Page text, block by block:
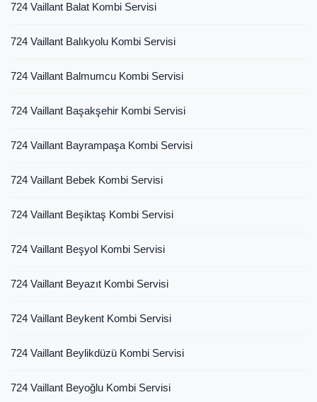
724 Vaillant Balat Kombi Servisi
724 Vaillant Balıkyolu Kombi Servisi
724 Vaillant Balmumcu Kombi Servisi
724 Vaillant Başakşehir Kombi Servisi
724 Vaillant Bayrampaşa Kombi Servisi
724 Vaillant Bebek Kombi Servisi
724 Vaillant Beşiktaş Kombi Servisi
724 Vaillant Beşyol Kombi Servisi
724 Vaillant Beyazıt Kombi Servisi
724 Vaillant Beykent Kombi Servisi
724 Vaillant Beylikdüzü Kombi Servisi
724 Vaillant Beyoğlu Kombi Servisi